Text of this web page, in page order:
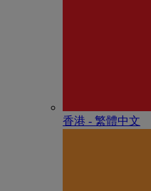
香港 - 繁體中文